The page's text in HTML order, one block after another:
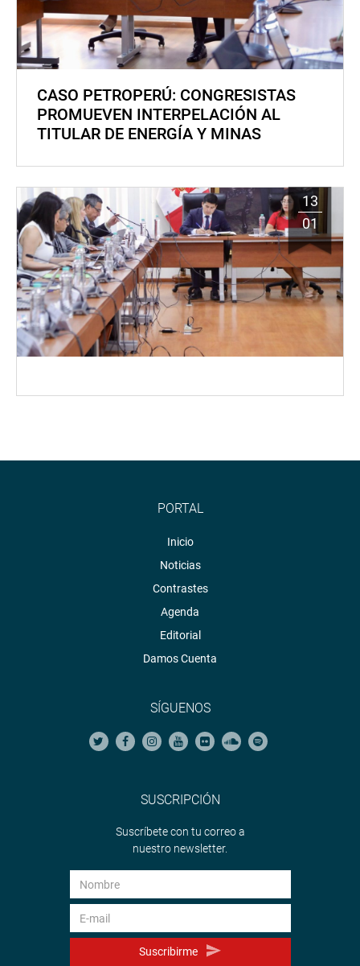
CASO PETROPERÚ: CONGRESISTAS
PROMUEVEN INTERPELACIÓN AL
TITULAR DE ENERGÍA Y MINAS
13
01
PORTAL
Inicio
Noticias
Contrastes
Agenda
Editorial
Damos Cuenta
SÍGUENOS
SUSCRIPCIÓN
Suscríbete con tu correo a
nuestro newsletter.
Suscribirme